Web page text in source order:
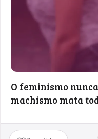
O feminismo
machismo mata